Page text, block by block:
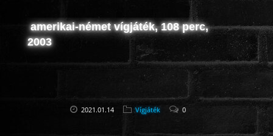
amerikai-német vígjáték, 108 perc,
2003
2021.01.14 Vígjáték 0